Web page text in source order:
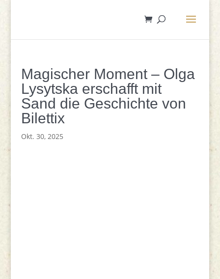
Magischer Moment – Olga
Lysytska erschafft mit
Sand die Geschichte von
Bilettix
Okt. 30, 2025